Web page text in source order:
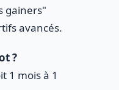
gainers"
avancés.
?
1 mois à 1